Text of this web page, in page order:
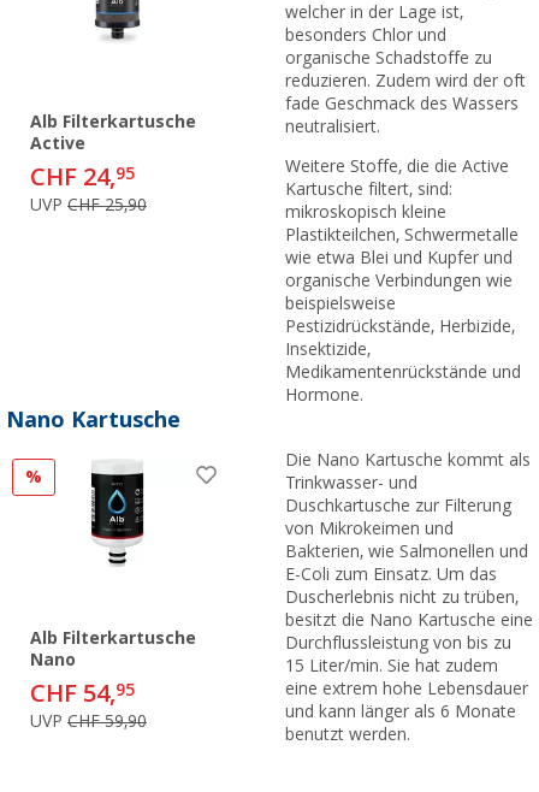
Alb Filterkartusche
Active
CHF 24,95
UVP CHF 25,90
welcher in der Lage ist,
besonders Chlor und
organische Schadstoffe zu
reduzieren. Zudem wird der oft
fade Geschmack des Wassers
neutralisiert.
Weitere Stoffe, die die Active
Kartusche filtert, sind:
mikroskopisch kleine
Plastikteilchen, Schwermetalle
wie etwa Blei und Kupfer und
organische Verbindungen wie
beispielsweise
Pestizidrückstände, Herbizide,
Insektizide,
Medikamentenrückstände und
Hormone.
Nano Kartusche
%
Alb Filterkartusche
Nano
CHF 54,95
UVP CHF 59,90
Die Nano Kartusche kommt als
Trinkwasser- und
Duschkartusche zur Filterung
von Mikrokeimen und
Bakterien, wie Salmonellen und
E-Coli zum Einsatz. Um das
Duscherlebnis nicht zu trüben,
besitzt die Nano Kartusche eine
Durchflussleistung von bis zu
15 Liter/min. Sie hat zudem
eine extrem hohe Lebensdauer
und kann länger als 6 Monate
benutzt werden.